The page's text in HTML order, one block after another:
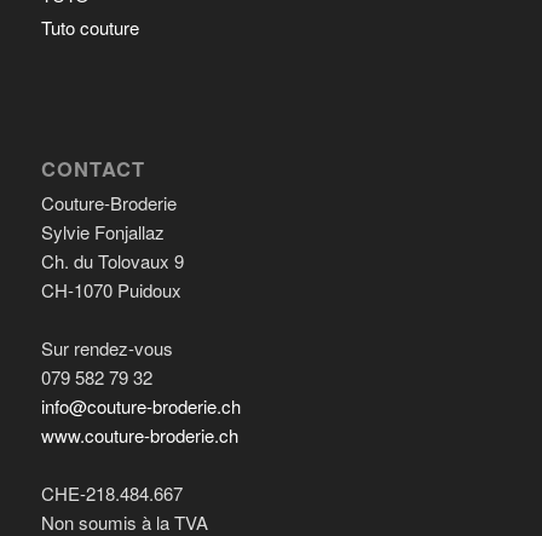
Tuto couture
CONTACT
Couture-Broderie
Sylvie Fonjallaz
Ch. du Tolovaux 9
CH-1070 Puidoux
Sur rendez-vous
079 582 79 32
info@couture-broderie.ch
www.couture-broderie.ch
CHE-218.484.667
Non soumis à la TVA